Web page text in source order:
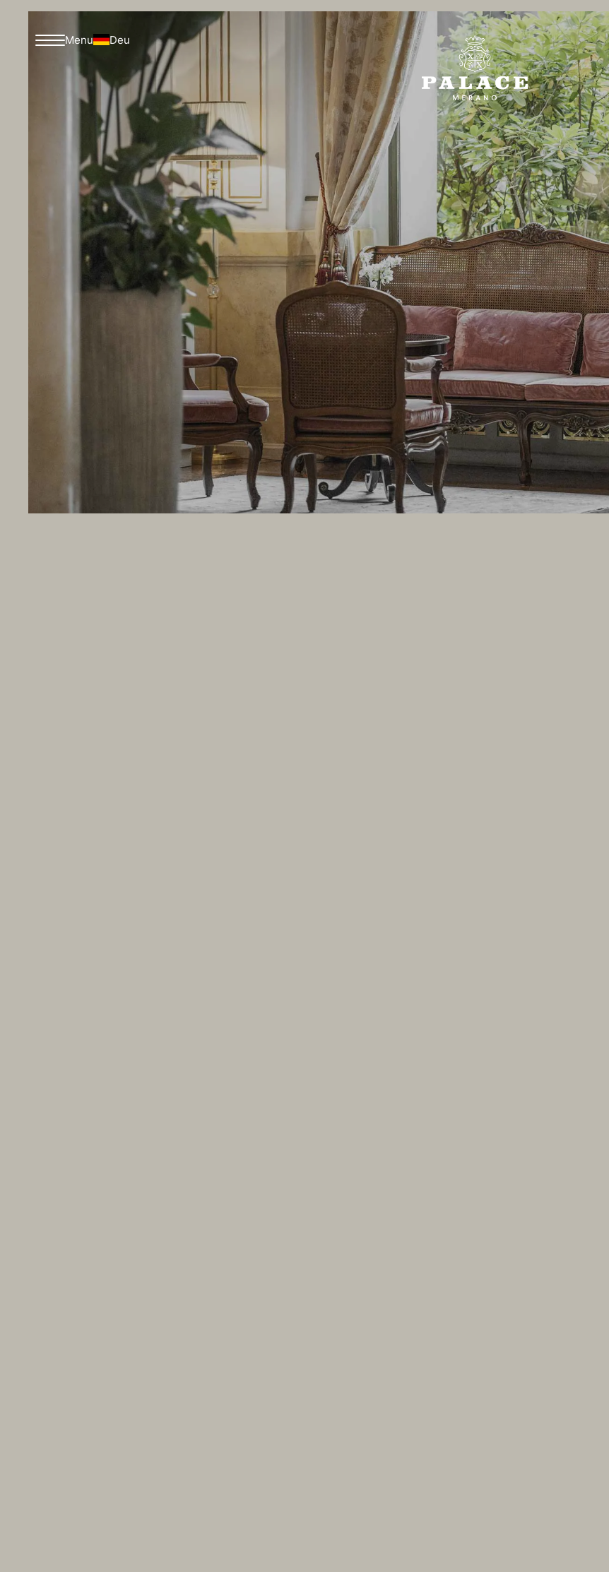
Menu Deu